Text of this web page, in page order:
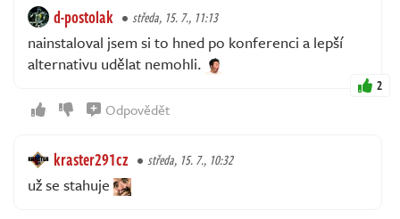
d-postolak středa, 15. 7., 11:13
nainstaloval jsem si to hned po konferenci a lepší
alternativu udělat nemohli.
2
Odpovědět
kraster291cz středa, 15. 7., 10:32
už se stahuje